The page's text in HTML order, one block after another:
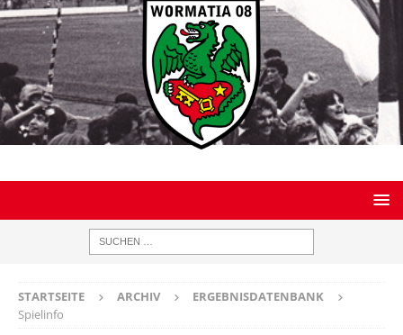
STARTSEITE ARCHIV
ERGEBNISDATENBANK
Spielinfo